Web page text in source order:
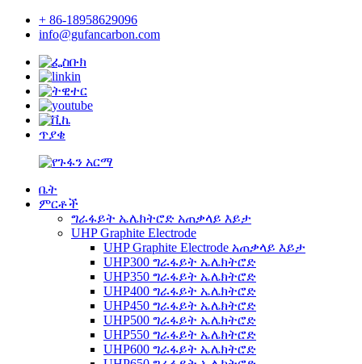
+ 86-18958629096
info@gufancarbon.com
ጥያቄ
ቤት
ምርቶች
ግራፋይት ኤሌክትሮድ አጠቃላይ እይታ
UHP Graphite Electrode
UHP Graphite Electrode አጠቃላይ እይታ
UHP300 ግራፋይት ኤሌክትሮድ
UHP350 ግራፋይት ኤሌክትሮድ
UHP400 ግራፋይት ኤሌክትሮድ
UHP450 ግራፋይት ኤሌክትሮድ
UHP500 ግራፋይት ኤሌክትሮድ
UHP550 ግራፋይት ኤሌክትሮድ
UHP600 ግራፋይት ኤሌክትሮድ